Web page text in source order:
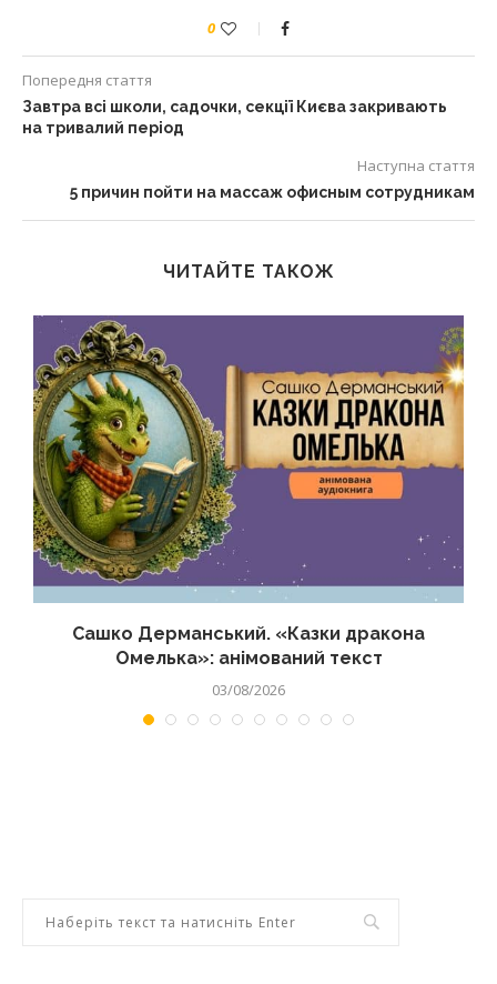
0
Попередня стаття
Завтра всі школи, садочки, секції Києва закривають
на тривалий період
Наступна стаття
5 причин пойти на массаж офисным сотрудникам
ЧИТАЙТЕ ТАКОЖ
Сашко Дерманський. «Казки дракона
Омелька»: анімований текст
03/08/2026